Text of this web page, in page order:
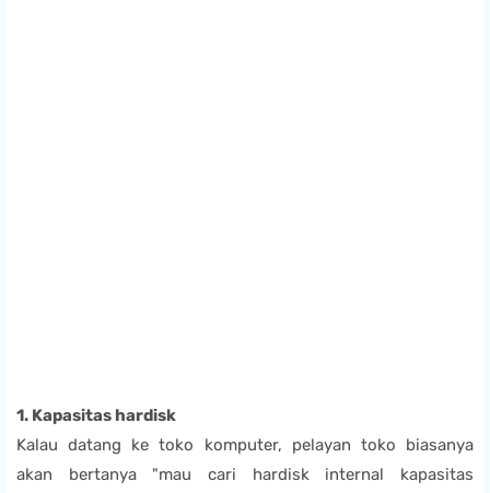
1. Kapasitas hardisk
Kalau datang ke toko komputer, pelayan toko biasanya
akan bertanya "mau cari hardisk internal kapasitas